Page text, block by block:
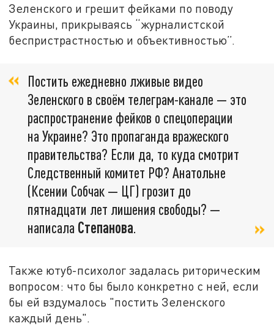
Зеленского и грешит фейками по поводу
Украины, прикрываясь “журналистской
беспристрастностью и объективностью”.
Постить ежедневно лживые видео
Зеленского в своём телеграм-канале — это
распространение фейков о спецоперации
на Украине? Это пропаганда вражеского
правительства? Если да, то куда смотрит
Следственный комитет РФ? Анатольне
(Ксении Собчак — ЦГ) грозит до
пятнадцати лет лишения свободы? —
написала Степанова.
Также ютуб-психолог задалась риторическим
вопросом: что бы было конкретно с ней, если
бы ей вздумалось "постить Зеленского
каждый день".